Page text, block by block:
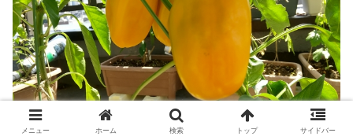
メニュー ホーム 検索 トップ サイドバー